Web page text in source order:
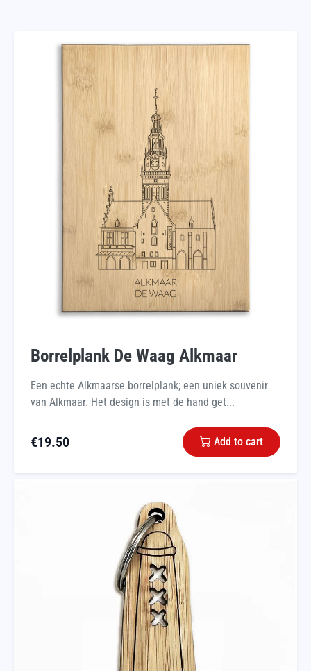
Borrelplank De Waag Alkmaar
Een echte Alkmaarse borrelplank; een uniek souvenir
van Alkmaar. Het design is met de hand get...
€19.50 Add to cart